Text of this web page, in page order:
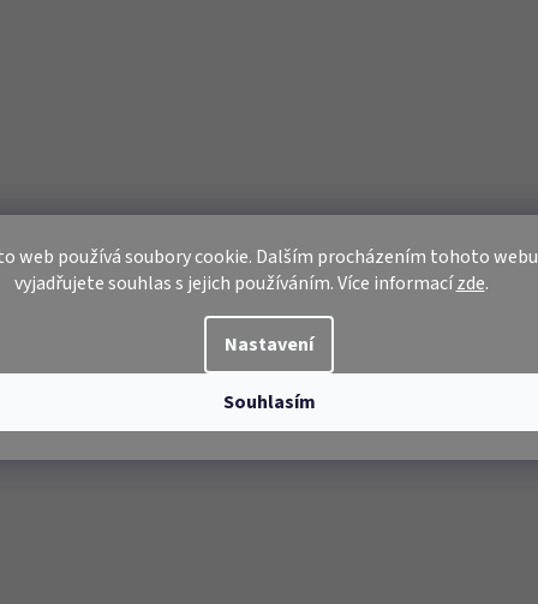
web používá soubory cookie. Dalším procházením tohoto webu
vyjadřujete souhlas s jejich používáním. Více informacízde.
Nastavení
Souhlasím